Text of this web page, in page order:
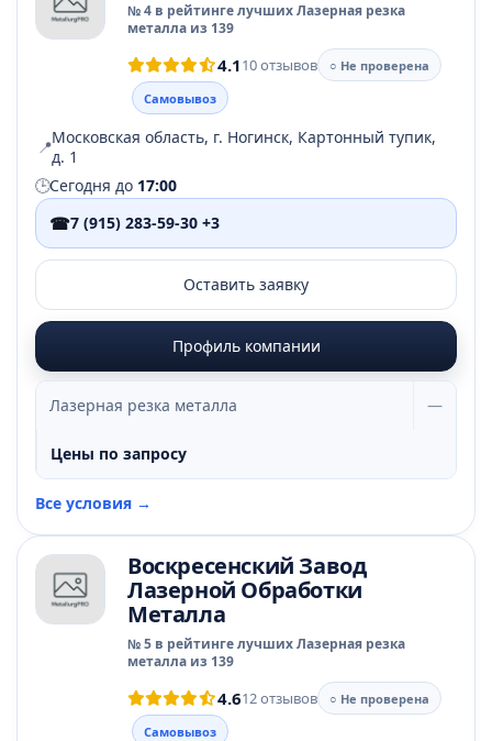
№ 4 в рейтинге лучших Лазерная резка
металла из 139
4.110 отзывов
○ Не проверена
Самовывоз
📍Московская область, г. Ногинск, Картонный тупик,
д. 1
🕒Сегодня до 17:00
☎7 (915) 283-59-30 +3
Оставить заявку
Профиль компании
Лазерная резка металла —
Цены по запросу
Все условия →
Воскресенский Завод
Лазерной Обработки
Металла
№ 5 в рейтинге лучших Лазерная резка
металла из 139
4.612 отзывов
○ Не проверена
Самовывоз